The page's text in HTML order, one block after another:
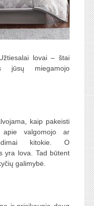
lovai – štai
jūsų miegamojo
kaip pakeisti
apie valgomojo ar
kitokie. O
yra lova. Tad būtent
galimybė.